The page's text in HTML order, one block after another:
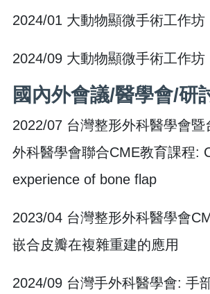
2024/01 大動物顯微手術工作坊
2024/09 大動物顯微手術工作坊
國內外會議/醫學會/研
2022/07 台灣整形外科醫學會暨
外科醫學會聯合CME教育課程:
experience of bone flap
2023/04 台灣整形外科醫學會
嵌合皮瓣在複雜重建的應用
2024/09 台灣手外科醫學會: 手